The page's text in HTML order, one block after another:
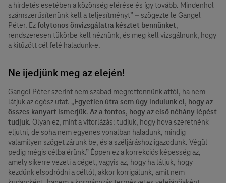
a hirdetés esetében a közönség elérése és így tovább. Mindenhol
számszerűsítenünk kell a teljesítményt” – szögezte le Gangel
Péter. Ezfolytonos önvizsgálatra késztet bennünket,
rendszeresen tükörbe kell néznünk, és meg kell vizsgálnunk, hogy
a kitűzött cél felé haladunk-e.
Ne ijedjünk meg az elején!
Gangel Péter szerint nem szabad megrettennünk attól, ha nem
látjuk az egész utat. „Egyetlen útra sem úgy indulunk el, hogy az
összes kanyart ismerjük. Az a fontos, hogy az első néhány lépést
tudjuk. Olyan ez, mint a vitorlázás: tudjuk, hogy hova szeretnénk
eljutni, de soha nem egyenes vonalban haladunk, mindig
valamilyen szöget zárunk be, és a széljáráshoz igazodunk. Végül
pedig mégis célba érünk.” Éppen ez a korrekciós képesség az,
amely sikerre vezeti a céget, vagyis az, hogy ha látjuk, hogy
kezdünk elsodródni a céltól, akkor korrigálunk, amit nem